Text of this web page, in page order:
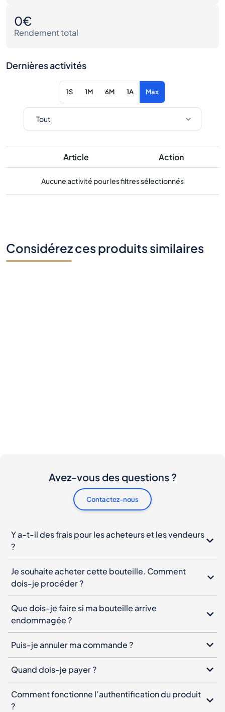
0€
Rendement total
Dernières activités
1S 1M 6M 1A Max
Article Action
Aucune activité pour les filtres sélectionnés
Considérez ces produits similaires
Avez-vous des questions ?
Contactez-nous
Y a-t-il des frais pour les acheteurs et les vendeurs
?
Je souhaite acheter cette bouteille. Comment
dois-je procéder ?
Que dois-je faire si ma bouteille arrive
endommagée ?
Puis-je annuler ma commande ?
Quand dois-je payer ?
Comment fonctionne l’authentification du produit
?